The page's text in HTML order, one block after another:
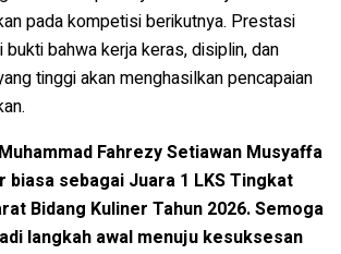
pada kompetisi berikutnya. Prestasi
bukti bahwa kerja keras, disiplin, dan
tinggi akan menghasilkan pencapaian
Fahrezy Setiawan Musyaffa
biasa sebagai Juara 1 LKS Tingkat
Bidang Kuliner Tahun 2026. Semoga
langkah awal menuju kesuksesan